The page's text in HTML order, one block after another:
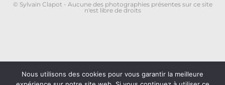
© Sylvain Clapot - Aucune des photographies présentes sur ce site
n'est libre de droits
Nous utilisons des cookies pour vous garantir la meilleure